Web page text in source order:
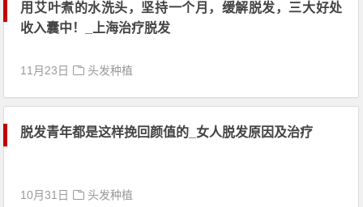
用艾叶煮的水洗头，坚持一个月，缓解脱发，三大好处
收入囊中！_上海治疗脱发
11月23日 头发种植
脱发青年都是这样挽回颜值的_女人脱发原因及治疗
10月31日 头发种植